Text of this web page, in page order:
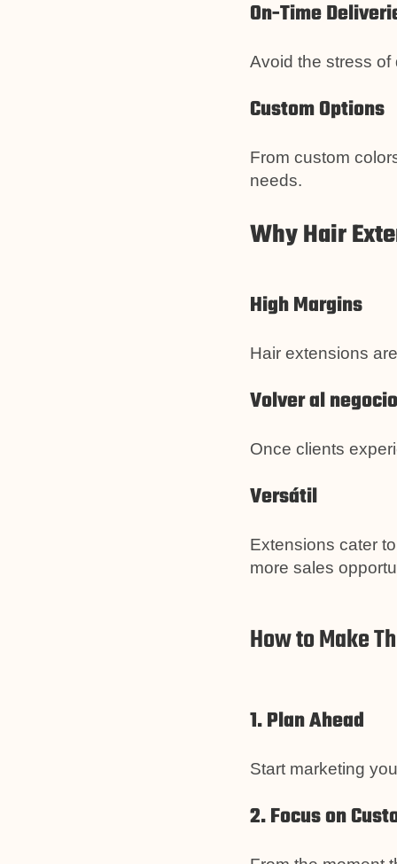
On-Time
Avoid the stress of
Custom Options
From custom
needs.
Why Hair
High Margins
Hair extensions
Volver al negocio
Once clients
Versátil
Extensions cater
more sales
How to Make
1. Plan Ahead
Start marketing
2. Focus on